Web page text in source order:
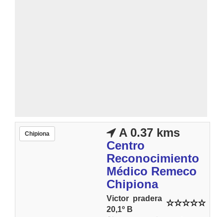
Chipiona
A 0.37 kms
Centro
Reconocimiento
Médico Remeco
Chipiona
Victor pradera
20,1º B